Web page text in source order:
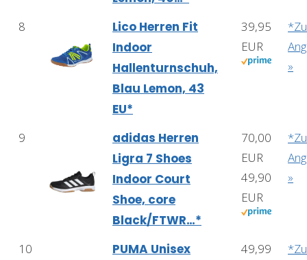
8
Lico Herren Fit
Indoor
Hallenturnschuh,
Blau Lemon, 43
EU*
39,95
EUR
»
9
adidas Herren
Ligra 7 Shoes
Indoor Court
Shoe, core
Black/FTWR…*
70,00
EUR
49,90
EUR
»
10 PUMA Unisex 49,99